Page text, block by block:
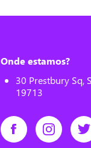
Onde estamos?
30 Prestbury Sq,
19713